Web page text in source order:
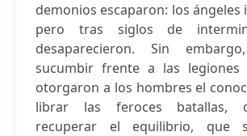
demonios escaparon: los
pero tras siglos de
desaparecieron. Sin
sucumbir frente a las legiones
otorgaron a los hombres el
librar las feroces batallas,
recuperar el equilibrio, que